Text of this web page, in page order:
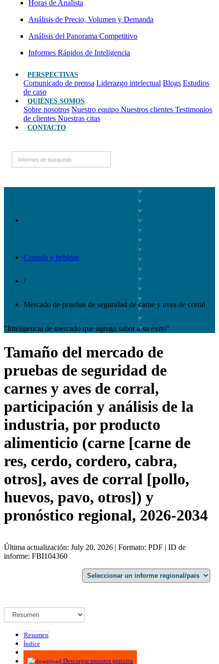
Horas de Analista
Análisis de Precio, Volumen y Demanda
Análisis del Panorama Competitivo
Informes Rápidos de Inteligencia
PERSPECTIVAS
Comunicado de prensa Liderazgo intelectual Blogs Estudios
de caso
QUIÉNES SOMOS
Sobre nosotros Nuestro equipo Nuestros clientes Testimonios
de clientes Nuestras citas
CONTACTO
Comida y bebidas
/
Mercado de pruebas de seguridad de carne y aves de corral
"Inteligencia de mercado que agrega sabor a su éxito"
Tamaño del mercado de
pruebas de seguridad de
carnes y aves de corral,
participación y análisis de la
industria, por producto
alimenticio (carne [carne de
res, cerdo, cordero, cabra,
otros], aves de corral [pollo,
huevos, pavo, otros]) y
pronóstico regional, 2026-2034
Última actualización: July 20, 2026 | Formato: PDF | ID de
informe: FBI104360
Resumen
Índice
Metodología
Descargar muestra gratuita